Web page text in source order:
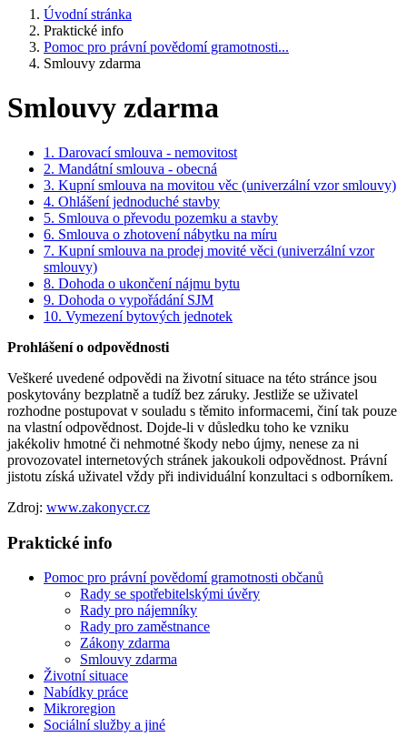
Úvodní stránka
Praktické info
Pomoc pro právní povědomí gramotnosti...
Smlouvy zdarma
Smlouvy zdarma
1. Darovací smlouva - nemovitost
2. Mandátní smlouva - obecná
3. Kupní smlouva na movitou věc (univerzální vzor smlouvy)
4. Ohlášení jednoduché stavby
5. Smlouva o převodu pozemku a stavby
6. Smlouva o zhotovení nábytku na míru
7. Kupní smlouva na prodej movité věci (univerzální vzor
smlouvy)
8. Dohoda o ukončení nájmu bytu
9. Dohoda o vypořádání SJM
10. Vymezení bytových jednotek
Prohlášení o odpovědnosti
Veškeré uvedené odpovědi na životní situace na této stránce jsou
poskytovány bezplatně a tudíž bez záruky. Jestliže se uživatel
rozhodne postupovat v souladu s těmito informacemi, činí tak pouze
na vlastní odpovědnost. Dojde-li v důsledku toho ke vzniku
jakékoliv hmotné či nehmotné škody nebo újmy, nenese za ni
provozovatel internetových stránek jakoukoli odpovědnost. Právní
jistotu získá uživatel vždy při individuální konzultaci s odborníkem.
Zdroj: www.zakonycr.cz
Praktické info
Pomoc pro právní povědomí gramotnosti občanů
Rady se spotřebitelskými úvěry
Rady pro nájemníky
Rady pro zaměstnance
Zákony zdarma
Smlouvy zdarma
Životní situace
Nabídky práce
Mikroregion
Sociální služby a jiné